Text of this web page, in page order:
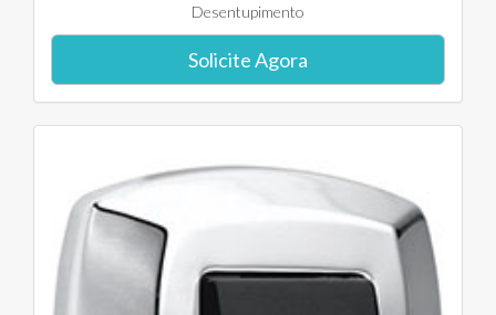
Desentupimento
Solicite Agora